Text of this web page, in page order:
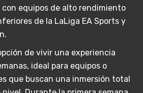
equipos de alto rendimiento
de la LaLiga EA Sports y
de vivir una experiencia
ideal para equipos o
que buscan una inmersión total